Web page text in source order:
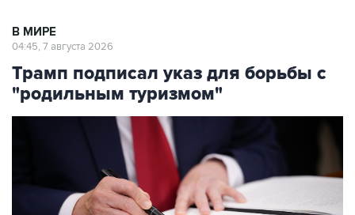
В МИРЕ
04:45, 7 августа 2026
Трамп подписал указ для борьбы с
"родильным туризмом"